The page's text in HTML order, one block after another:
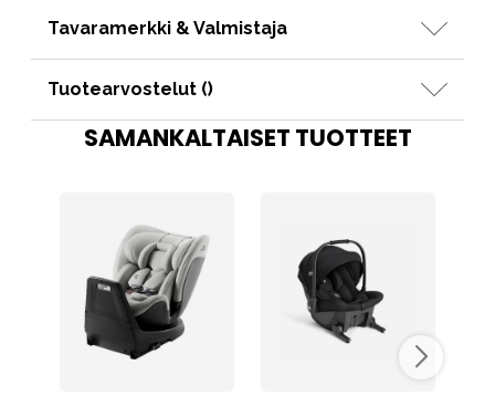
Tavaramerkki & Valmistaja
Tuotearvostelut ()
SAMANKALTAISET TUOTTEET